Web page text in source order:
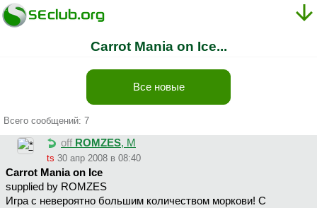
Carrot Mania on Ice...
Все новые
Всего сообщений: 7
off ROMZES, М
ts 30 апр 2008 в 08:40
Carrot Mania on Ice
supplied by ROMZES
Игра с невероятно большим количеством моркови! С